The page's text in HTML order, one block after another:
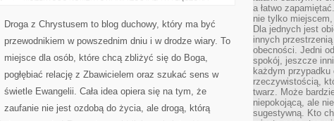
Droga z Chrystusem to blog duchowy, który ma być
przewodnikiem w powszednim dniu i w drodze wiary. To
miejsce dla osób, które chcą zbliżyć się do Boga,
pogłębiać relację z Zbawicielem oraz szukać sens w
świetle Ewangelii. Cała idea opiera się na tym, że
zaufanie nie jest ozdobą do życia, ale drogą, którą
a łatwo
nie tylko
Dla jednych jest
innych
obecności. Jedni
spokój, jeszcze
każdym
rzeczywistością,
twarz. Może
niepokojącą, ale
sugestywną. Kto